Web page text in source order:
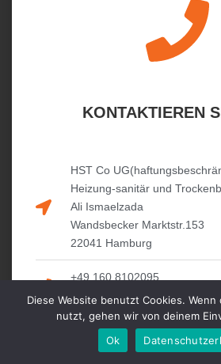
KONTAKTIEREN
HST Co
Heizung-sanitär und
Ali Ismaelzada
Wandsbecker Marktstr.153
22041 Hamburg
+49 160 8102095
+49 40 60861290
hst.co.ug@gmail.com
Diese Website benutzt Cookies.
nutzt, gehen wir von deinem
Ok